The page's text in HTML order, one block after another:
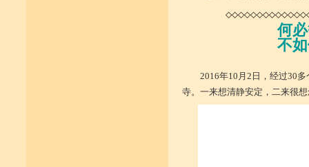
何
不
2016年10月2日，经过30
寺。一来想清静安定，二来很